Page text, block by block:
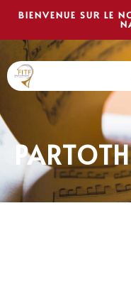
BIENVENUE SUR LE